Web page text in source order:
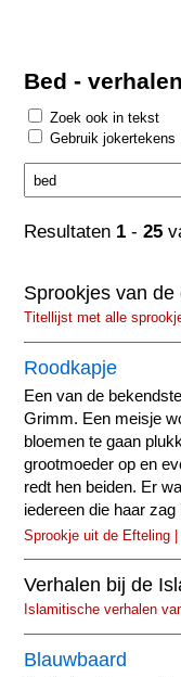
Bed -
Zoek ook in tekst
Gebruik jokertekens
Resultaten 1 -25
Sprookjes van
Titellijst met alle
Roodkapje
Een van de
Grimm. Een meisje
bloemen te gaan
grootmoeder op en
redt hen beiden. Er
iedereen die haar
Sprookje uit de Efteling
Verhalen bij de
Islamitische verhalen
Blauwbaard